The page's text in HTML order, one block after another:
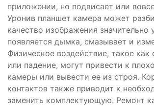
приложении, но подвисает или
Уронив планшет камера может
качество изображения значительно
появляется дымка, смазывает и
Физическое воздействие, такое как
или падение, могут привести к
камеры или вывести ее из строя.
контактов также приводит к
заменить комплектующую. Ремонт